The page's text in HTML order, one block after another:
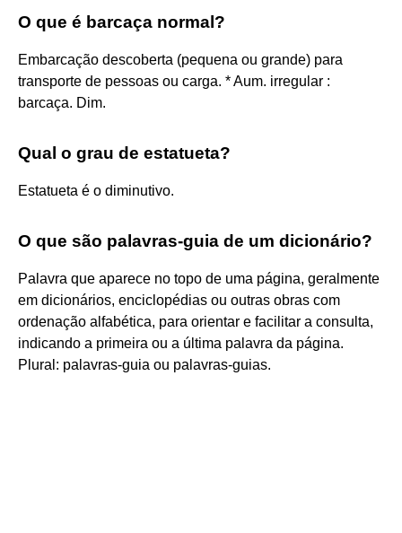
O que é barcaça normal?
Embarcação descoberta (pequena ou grande) para
transporte de pessoas ou carga. * Aum. irregular :
barcaça. Dim.
Qual o grau de estatueta?
Estatueta é o diminutivo.
O que são palavras-guia de um dicionário?
Palavra que aparece no topo de uma página, geralmente
em dicionários, enciclopédias ou outras obras com
ordenação alfabética, para orientar e facilitar a consulta,
indicando a primeira ou a última palavra da página.
Plural: palavras-guia ou palavras-guias.